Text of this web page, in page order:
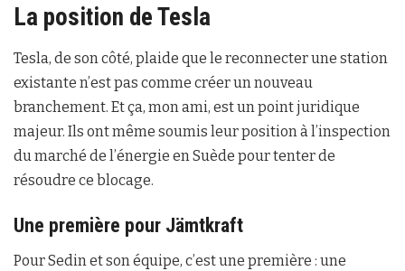
La position de Tesla
Tesla, de son côté, plaide que le reconnecter une station
existante n’est pas comme créer un nouveau
branchement. Et ça, mon ami, est un point juridique
majeur. Ils ont même soumis leur position à l’inspection
du marché de l’énergie en Suède pour tenter de
résoudre ce blocage.
Une première pour Jämtkraft
Pour Sedin et son équipe, c’est une première : une